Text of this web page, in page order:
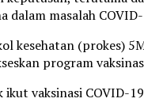
masalah
(prokes)
program
vaksinasi COVID-